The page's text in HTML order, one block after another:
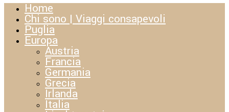
Home
Chi sono | Viaggi consapevoli
Puglia
Europa
Austria
Francia
Germania
Grecia
Irlanda
Italia